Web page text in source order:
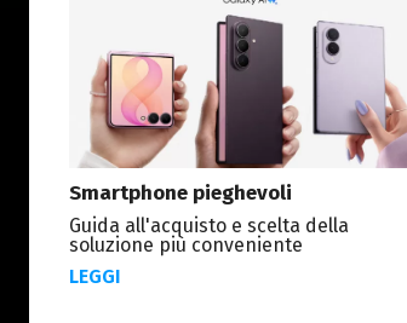
Smartphone pieghevoli
Guida all'acquisto e scelta della
soluzione più conveniente
LEGGI